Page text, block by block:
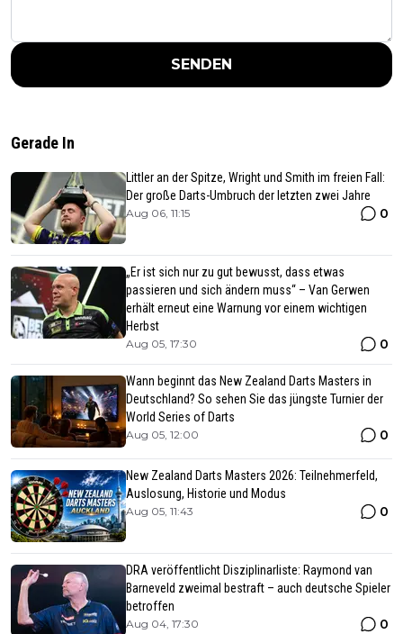
SENDEN
Gerade In
Littler an der Spitze, Wright und Smith im freien Fall:
Der große Darts-Umbruch der letzten zwei Jahre
Aug 06, 11:15 0
„Er ist sich nur zu gut bewusst, dass etwas
passieren und sich ändern muss“ – Van Gerwen
erhält erneut eine Warnung vor einem wichtigen
Herbst
Aug 05, 17:30 0
Wann beginnt das New Zealand Darts Masters in
Deutschland? So sehen Sie das jüngste Turnier der
World Series of Darts
Aug 05, 12:00 0
New Zealand Darts Masters 2026: Teilnehmerfeld,
Auslosung, Historie und Modus
Aug 05, 11:43 0
DRA veröffentlicht Disziplinarliste: Raymond van
Barneveld zweimal bestraft – auch deutsche Spieler
betroffen
Aug 04, 17:30 0